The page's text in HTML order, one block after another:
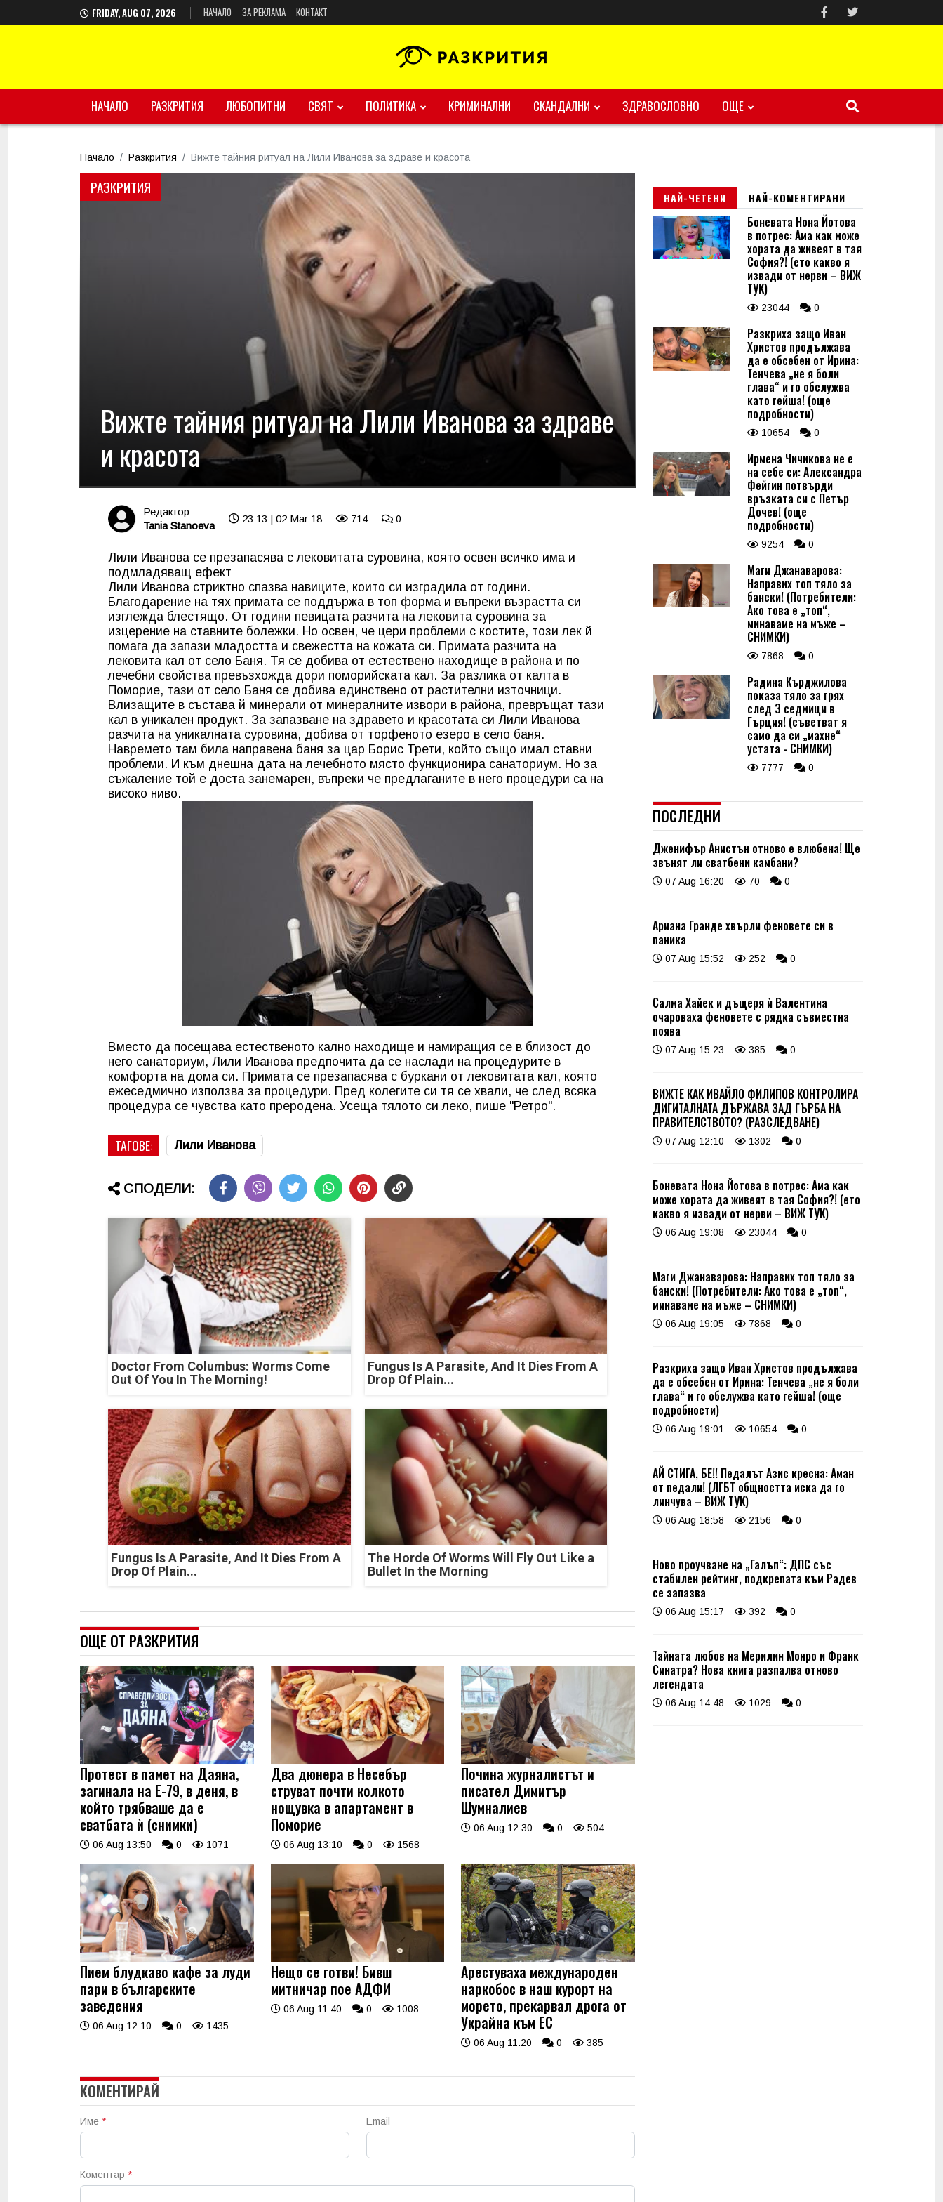
FRIDAY, AUG 07, 2026 НАЧАЛО ЗА РЕКЛАМА КОНТАКТ
НАЧАЛО РАЗКРИТИЯ ЛЮБОПИТНИ СВЯТ ПОЛИТИКА КРИМИНАЛНИ СКАНДАЛНИ ЗДРАВОСЛОВНО ОЩЕ
Начало Разкрития Вижте тайния ритуал на Лили Иванова за здраве и красота
РАЗКРИТИЯ
Вижте тайния ритуал на Лили Иванова за здраве
и красота
Редактор:
Tania Stanoeva
23:13 | 02 Mar 18 714 0
Лили Иванова се презапасява с лековитата суровина, която освен всичко има и
подмладяващ ефект
Лили Иванова стриктно спазва навиците, които си изградила от години.
Благодарение на тях примата се поддържа в топ форма и въпреки възрастта си
изглежда блестящо. От години певицата разчита на лековита суровина за
изцерение на ставните болежки. Но освен, че цери проблеми с костите, този лек й
помага да запази младостта и свежестта на кожата си. Примата разчита на
лековита кал от село Баня. Тя се добива от естествено находище в района и по
лечебни свойства превъзхожда дори поморийската кал. За разлика от калта в
Поморие, тази от село Баня се добива единствено от растителни източници.
Влизащите в състава й минерали от минералните извори в района, превръщат тази
кал в уникален продукт. За запазване на здравето и красотата си Лили Иванова
разчита на уникалната суровина, добива от торфеното езеро в село баня.
Навремето там била направена баня за цар Борис Трети, който също имал ставни
проблеми. И към днешна дата на лечебното място функционира санаториум. Но за
съжаление той е доста занемарен, въпреки че предлаганите в него процедури са на
високо ниво.
Вместо да посещава естественото кално находище и намиращия се в близост до
него санаториум, Лили Иванова предпочита да се наслади на процедурите в
комфорта на дома си. Примата се презапасява с буркани от лековитата кал, която
ежеседмично използва за процедури. Пред колегите си тя се хвали, че след всяка
процедура се чувства като преродена. Усеща тялото си леко, пише "Ретро".
ТАГОВЕ: Лили Иванова
СПОДЕЛИ:
Doctor From Columbus: Worms Come
Out Of You In The Morning!
Fungus Is A Parasite, And It Dies From A
Drop Of Plain...
Fungus Is A Parasite, And It Dies From A
Drop Of Plain...
The Horde Of Worms Will Fly Out Like a
Bullet In the Morning
ОЩЕ ОТ РАЗКРИТИЯ
Протест в памет на Даяна,
загинала на Е-79, в деня, в
който трябваше да е
сватбата ѝ (снимки)
06 Aug 13:50 0 1071
Два дюнера в Несебър
струват почти колкото
нощувка в апартамент в
Поморие
06 Aug 13:10 0 1568
Почина журналистът и
писател Димитър
Шумналиев
06 Aug 12:30 0 504
Пием блудкаво кафе за луди
пари в българските
заведения
06 Aug 12:10 0 1435
Нещо се готви! Бивш
митничар пое АДФИ
06 Aug 11:40 0 1008
Арестуваха международен
наркобос в наш курорт на
морето, прекарвал дрога от
Украйна към ЕС
06 Aug 11:20 0 385
КОМЕНТИРАЙ
Име * Email
Коментар *
НАЙ-ЧЕТЕНИ НАЙ-КОМЕНТИРАНИ
Боневата Нона Йотова
в потрес: Ама как може
хората да живеят в тая
София?! (ето какво я
извади от нерви – ВИЖ
ТУК)
23044 0
Разкриха защо Иван
Христов продължава
да е обсебен от Ирина:
Тенчева „не я боли
глава“ и го обслужва
като гейша! (още
подробности)
10654 0
Ирмена Чичикова не е
на себе си: Александра
Фейгин потвърди
връзката си с Петър
Дочев! (още
подробности)
9254 0
Маги Джанаварова:
Направих топ тяло за
бански! (Потребители:
Ако това е „топ“,
минаваме на мъже –
СНИМКИ)
7868 0
Радина Кърджилова
показа тяло за грях
след 3 седмици в
Гърция! (съветват я
само да си „махне“
устата - СНИМКИ)
7777 0
ПОСЛЕДНИ
Дженифър Анистън отново е влюбена! Ще
звънят ли сватбени камбани?
07 Aug 16:20 70 0
Ариана Гранде хвърли феновете си в
паника
07 Aug 15:52 252 0
Салма Хайек и дъщеря ѝ Валентина
очароваха феновете с рядка съвместна
поява
07 Aug 15:23 385 0
ВИЖТЕ КАК ИВАЙЛО ФИЛИПОВ КОНТРОЛИРА
ДИГИТАЛНАТА ДЪРЖАВА ЗАД ГЪРБА НА
ПРАВИТЕЛСТВОТО? (РАЗСЛЕДВАНЕ)
07 Aug 12:10 1302 0
Боневата Нона Йотова в потрес: Ама как
може хората да живеят в тая София?! (ето
какво я извади от нерви – ВИЖ ТУК)
06 Aug 19:08 23044 0
Маги Джанаварова: Направих топ тяло за
бански! (Потребители: Ако това е „топ“,
минаваме на мъже – СНИМКИ)
06 Aug 19:05 7868 0
Разкриха защо Иван Христов продължава
да е обсебен от Ирина: Тенчева „не я боли
глава“ и го обслужва като гейша! (още
подробности)
06 Aug 19:01 10654 0
АЙ СТИГА, БЕ!! Педалът Азис кресна: Аман
от педали! (ЛГБТ общността иска да го
линчува – ВИЖ ТУК)
06 Aug 18:58 2156 0
Ново проучване на „Галъп“: ДПС със
стабилен рейтинг, подкрепата към Радев
се запазва
06 Aug 15:17 392 0
Тайната любов на Мерилин Монро и Франк
Синатра? Нова книга разпалва отново
легендата
06 Aug 14:48 1029 0